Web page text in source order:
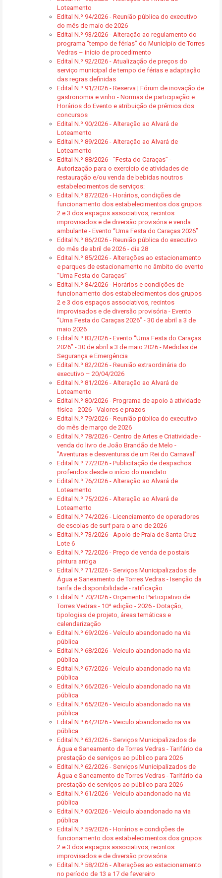
Loteamento
Edital N.º 94/2026 - Reunião pública do executivo
do mês de maio de 2026
Edital N.º 93/2026 - Alteração ao regulamento do
programa “tempo de férias” do Município de Torres
Vedras – início de procedimento
Edital N.º 92/2026 - Atualização de preços do
serviço municipal de tempo de férias e adaptação
das regras definidas
Edital N.º 91/2026 - Reserva | Fórum de inovação de
gastronomia e vinho - Normas de participação e
Horários do Evento e atribuição de prémios dos
concursos
Edital N.º 90/2026 - Alteração ao Alvará de
Loteamento
Edital N.º 89/2026 - Alteração ao Alvará de
Loteamento
Edital N.º 88/2026 - “Festa do Caraças” -
Autorização para o exercício de atividades de
restauração e/ou venda de bebidas noutros
estabelecimentos de serviços:
Edital N.º 87/2026 - Horários, condições de
funcionamento dos estabelecimentos dos grupos
2 e 3 dos espaços associativos, recintos
improvisados e de diversão provisória e venda
ambulante - Evento “Uma Festa do Caraças 2026”
Edital N.º 86/2026 - Reunião pública do executivo
do mês de abril de 2026 - dia 28
Edital N.º 85/2026 - Alterações ao estacionamento
e parques de estacionamento no âmbito do evento
“Uma Festa do Caraças”
Edital N.º 84/2026 - Horários e condições de
funcionamento dos estabelecimentos dos grupos
2 e 3 dos espaços associativos, recintos
improvisados e de diversão provisória - Evento
“Uma Festa do Caraças 2026” - 30 de abril a 3 de
maio 2026
Edital N.º 83/2026 - Evento “Uma Festa do Caraças
2026” - 30 de abril a 3 de maio 2026 - Medidas de
Segurança e Emergência
Edital N.º 82/2026 - Reunião extraordinária do
executivo – 20/04/2026
Edital N.º 81/2026 - Alteração ao Alvará de
Loteamento
Edital N.º 80/2026 - Programa de apoio à atividade
física - 2026 - Valores e prazos
Edital N.º 79/2026 - Reunião pública do executivo
do mês de março de 2026
Edital N.º 78/2026 - Centro de Artes e Criatividade -
venda do livro de João Brandão de Melo -
"Aventuras e desventuras de um Rei do Carnaval"
Edital N.º 77/2026 - Publicitação de despachos
proferidos desde o início do mandato
Edital N.º 76/2026 - Alteração ao Alvará de
Loteamento
Edital N.º 75/2026 - Alteração ao Alvará de
Loteamento
Edital N.º 74/2026 - Licenciamento de operadores
de escolas de surf para o ano de 2026
Edital N.º 73/2026 - Apoio de Praia de Santa Cruz -
Lote 6
Edital N.º 72/2026 - Preço de venda de postais
pintura antiga
Edital N.º 71/2026 - Serviços Municipalizados de
Água e Saneamento de Torres Vedras - Isenção da
tarifa de disponibilidade - ratificação
Edital N.º 70/2026 - Orçamento Participativo de
Torres Vedras - 10ª edição - 2026 - Dotação,
tipologias de projeto, áreas temáticas e
calendarização
Edital N.º 69/2026 - Veículo abandonado na via
pública
Edital N.º 68/2026 - Veículo abandonado na via
pública
Edital N.º 67/2026 - Veículo abandonado na via
pública
Edital N.º 66/2026 - Veículo abandonado na via
pública
Edital N.º 65/2026 - Veiculo abandonado na via
pública
Edital N.º 64/2026 - Veiculo abandonado na via
pública
Edital N.º 63/2026 - Serviços Municipalizados de
Água e Saneamento de Torres Vedras - Tarifário da
prestação de serviços ao público para 2026
Edital N.º 62/2026 - Serviços Municipalizados de
Água e Saneamento de Torres Vedras - Tarifário da
prestação de serviços ao público para 2026
Edital N.º 61/2026 - Veiculo abandonado na via
pública
Edital N.º 60/2026 - Veiculo abandonado na via
pública
Edital N.º 59/2026 - Horários e condições de
funcionamento dos estabelecimentos dos grupos
2 e 3 dos espaços associativos, recintos
improvisados e de diversão provisória
Edital N.º 58/2026 - Alterações ao estacionamento
no período de 13 a 17 de fevereiro